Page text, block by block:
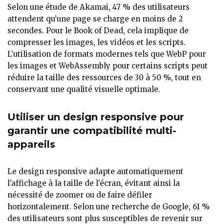
Selon une étude de Akamai, 47 % des utilisateurs
attendent qu’une page se charge en moins de 2
secondes. Pour le Book of Dead, cela implique de
compresser les images, les vidéos et les scripts.
L’utilisation de formats modernes tels que WebP pour
les images et WebAssembly pour certains scripts peut
réduire la taille des ressources de 30 à 50 %, tout en
conservant une qualité visuelle optimale.
Utiliser un design responsive pour
garantir une compatibilité multi-
appareils
Le design responsive adapte automatiquement
l’affichage à la taille de l’écran, évitant ainsi la
nécessité de zoomer ou de faire défiler
horizontalement. Selon une recherche de Google, 61 %
des utilisateurs sont plus susceptibles de revenir sur